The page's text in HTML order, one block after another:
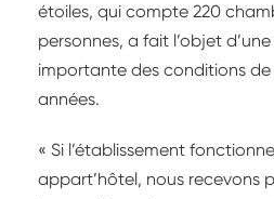
étoiles, qui compte 220
personnes, a fait l’objet
importante des conditions de
années.
« Si l’établissement
appart’hôtel, nous recevons